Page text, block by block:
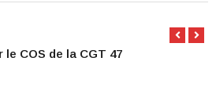
COS de la CGT 47